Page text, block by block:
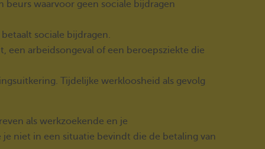
beurs waarvoor geen sociale bijdragen
sociale bijdragen.
een arbeidsongeval of een beroepsziekte die
Tijdelijke werkloosheid als gevolg
als werkzoekende en je
niet in een situatie bevindt die de betaling van